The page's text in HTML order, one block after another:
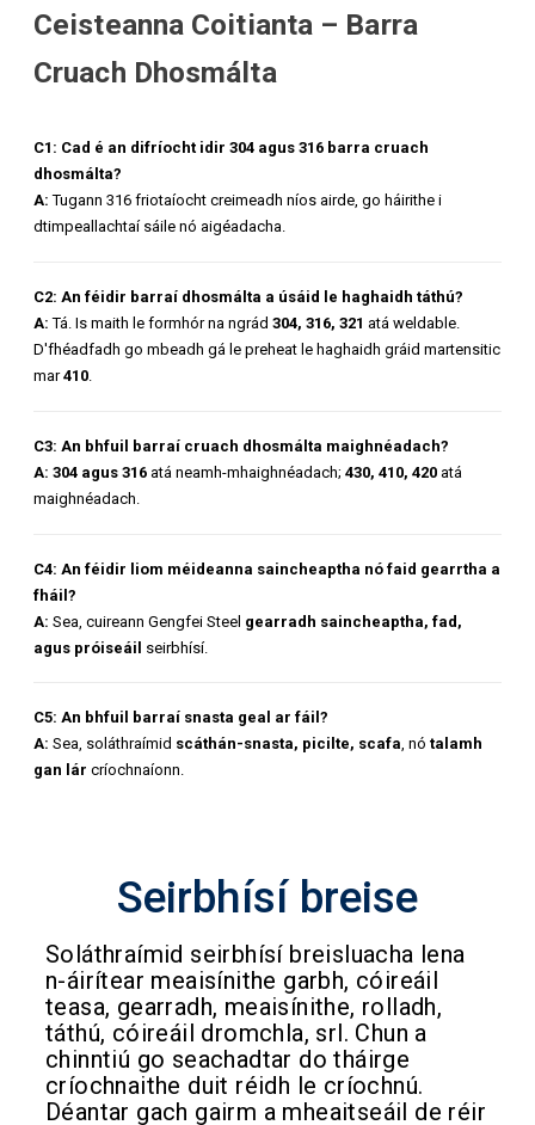
Ceisteanna Coitianta – Barra
Cruach Dhosmálta
C1: Cad é an difríocht idir 304 agus 316 barra cruach
dhosmálta?
A: Tugann 316 friotaíocht creimeadh níos airde, go háirithe i
dtimpeallachtaí sáile nó aigéadacha.
C2: An féidir barraí dhosmálta a úsáid le haghaidh táthú?
A: Tá. Is maith le formhór na ngrád 304, 316, 321 atá weldable.
D'fhéadfadh go mbeadh gá le preheat le haghaidh gráid martensitic
mar410.
C3: An bhfuil barraí cruach dhosmálta maighnéadach?
A: 304 agus 316 atá neamh-mhaighnéadach; 430, 410, 420 atá
maighnéadach.
C4: An féidir liom méideanna saincheaptha nó faid gearrtha a
fháil?
A: Sea, cuireann Gengfei Steel gearradh saincheaptha, fad,
agus próiseáil seirbhísí.
C5: An bhfuil barraí snasta geal ar fáil?
A: Sea, soláthraímid scáthán-snasta, picilte, scafa, nó talamh
gan lár críochnaíonn.
Seirbhísí breise
Soláthraímid seirbhísí breisluacha lena
n-áirítear meaisínithe garbh, cóireáil
teasa, gearradh, meaisínithe, rolladh,
táthú, cóireáil dromchla, srl. Chun a
chinntiú go seachadtar do tháirge
críochnaithe duit réidh le críochnú.
Déantar gach gairm a mheaitseáil de réir